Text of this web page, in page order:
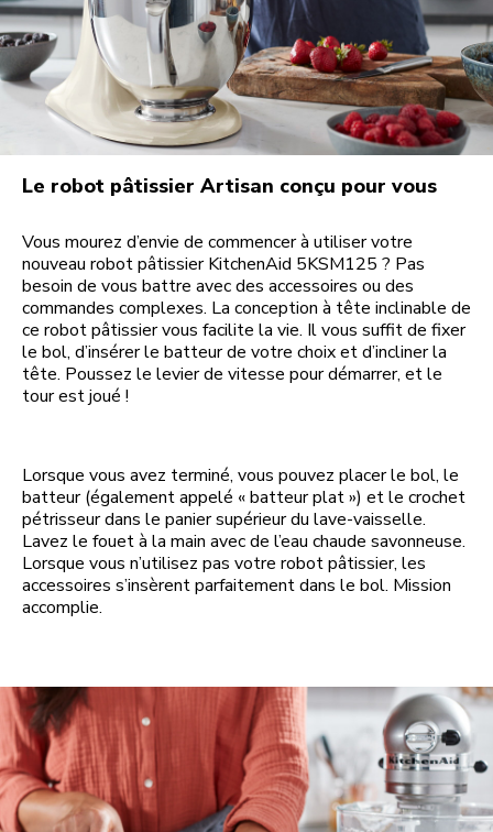
Le robot pâtissier Artisan conçu pour vous
Vous mourez d’envie de commencer à utiliser votre
nouveau robot pâtissier KitchenAid 5KSM125 ? Pas
besoin de vous battre avec des accessoires ou des
commandes complexes. La conception à tête inclinable de
ce robot pâtissier vous facilite la vie. Il vous suffit de fixer
le bol, d’insérer le batteur de votre choix et d’incliner la
tête. Poussez le levier de vitesse pour démarrer, et le
tour est joué !
Lorsque vous avez terminé, vous pouvez placer le bol, le
batteur (également appelé « batteur plat ») et le crochet
pétrisseur dans le panier supérieur du lave-vaisselle.
Lavez le fouet à la main avec de l’eau chaude savonneuse.
Lorsque vous n’utilisez pas votre robot pâtissier, les
accessoires s’insèrent parfaitement dans le bol. Mission
accomplie.